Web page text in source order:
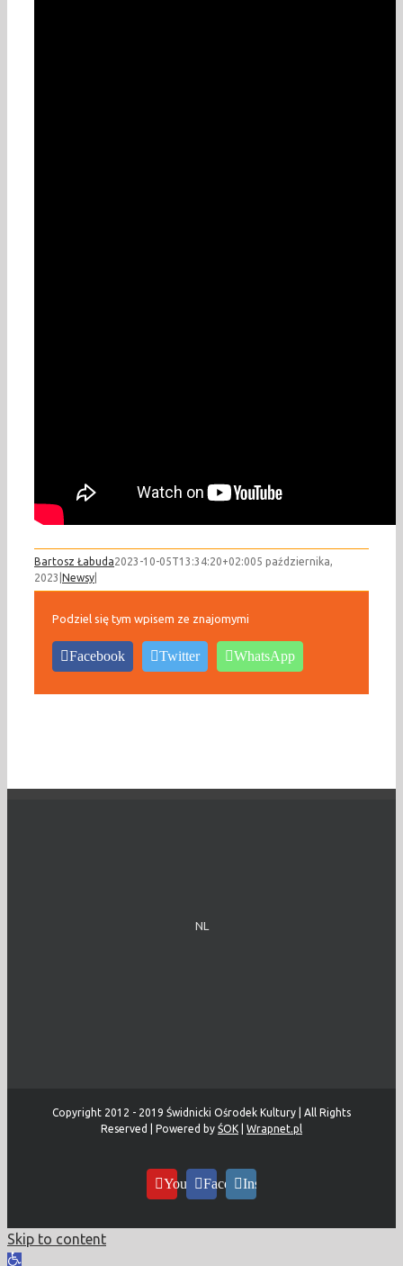
Bartosz Łabuda2023-10-05T13:34:20+02:005 października,
2023 Newsy
Podziel się tym wpisem ze znajomymi
Facebook Twitter WhatsApp
NL
Copyright 2012 - 2019 Świdnicki Ośrodek Kultury | All Rights
Reserved | Powered by ŚOK Wrapnet.pl
YouTubeFacebookInstagram
Skip to content
Open